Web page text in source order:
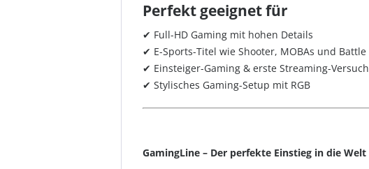
Perfekt geeignet für
✔ Full-HD Gaming mit hohen Details
✔ E-Sports-Titel wie Shooter, MOBAs und Battle
✔ Einsteiger-Gaming & erste Streaming-
✔ Stylisches Gaming-Setup mit RGB
GamingLine – Der perfekte Einstieg in die Welt